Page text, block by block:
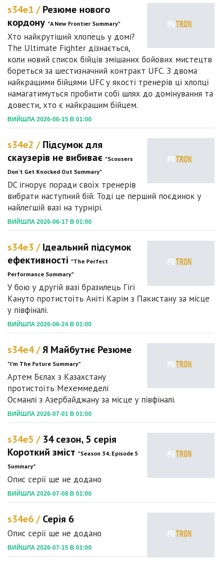
s34e1 /Резюме нового
кордону "A New Frontier Summary"
Хто найкрутіший хлопець у домі?
The Ultimate Fighter дізнається,
коли новий список бійців змішаних бойових мистецтв
бореться за шестизначний контракт UFC. З двома
найкращими бійцями UFC у якості тренерів ці хлопці
намагатимуться пробити собі шлях до домінування та
довести, хто є найкращим бійцем.
ВИЙШЛА 2026-06-15 В 01:00
s34e2 /Підсумок для
скаузерів не вибиває "Scousers
Don't Get Knocked Out Summary"
DC ігнорує поради своїх тренерів
вибрати наступний бій. Тоді це перший поєдинок у
найлегшій вазі на турнірі.
ВИЙШЛА 2026-06-17 В 01:00
s34e3 /Ідеальний підсумок
ефективності "The Perfect
Performance Summary"
У бою у другій вазі бразилець Гігі
Кануто протистоїть Аніті Карім з Пакистану за місце
у півфіналі.
ВИЙШЛА 2026-06-24 В 01:00
s34e4 /Я Майбутнє Резюме
"I'm The Future Summary"
Артем Бєлах з Казахстану
протистоїть Мехеммеделі
Османлі з Азербайджану за місце у півфіналі.
ВИЙШЛА 2026-07-01 В 01:00
s34e5 / 34 сезон, 5 серія
Короткий зміст "Season 34, Episode 5
Summary"
Опис серії ще не додано
ВИЙШЛА 2026-07-08 В 01:00
s34e6 /Серія 6
Опис серії ще не додано
ВИЙШЛА 2026-07-15 В 01:00